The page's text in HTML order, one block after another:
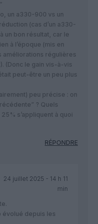
un a330-900 vs un
(cas d’un a330-
un bon résultat, car le
à l’époque (mis en
améliorations régulières
(Donc le gain vis-à-vis
peut-être un peu plus
peu précise : on
? Quels
s’appliquent à quoi
RÉPONDRE
24 juillet 2025 - 14 h 11
min
évolué depuis les